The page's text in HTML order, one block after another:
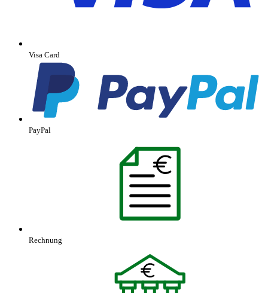
Visa Card
PayPal
Rechnung